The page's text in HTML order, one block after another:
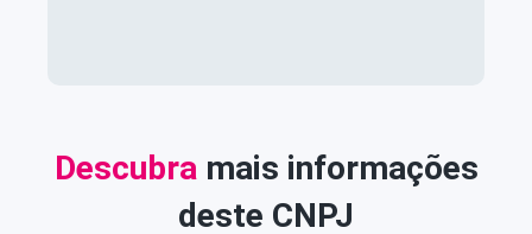
Descubra mais informações
deste CNPJ